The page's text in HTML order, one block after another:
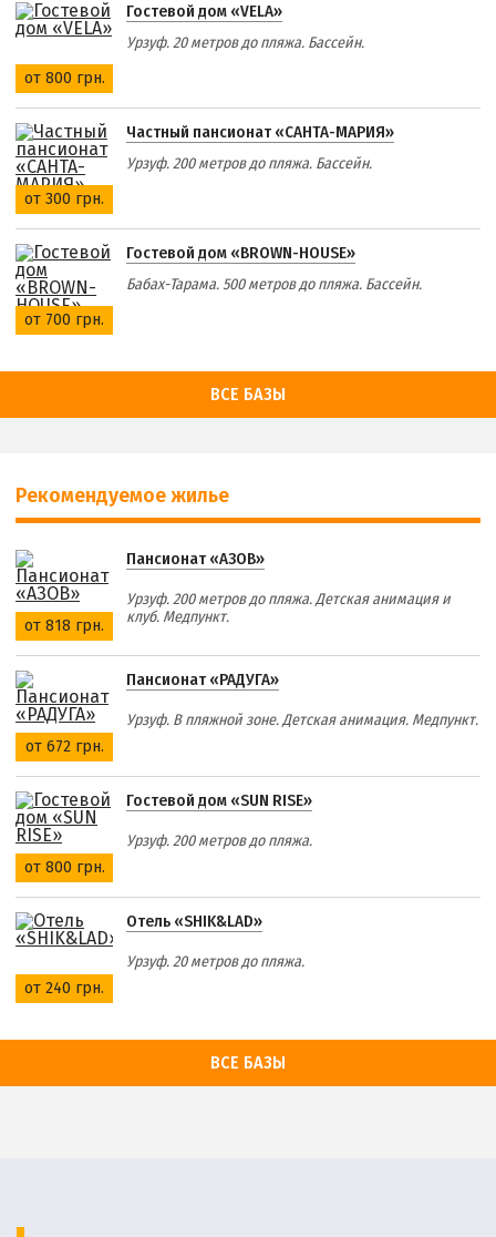
от 800 грн.
Гостевой дом «VELA»
Урзуф. 20 метров до пляжа. Бассейн.
от 300 грн.
Частный пансионат «САНТА-МАРИЯ»
Урзуф. 200 метров до пляжа. Бассейн.
от 700 грн.
Гостевой дом «BROWN-HOUSE»
Бабах-Тарама. 500 метров до пляжа. Бассейн.
ВСЕ БАЗЫ
Рекомендуемое жилье
от 818 грн.
Пансионат «АЗОВ»
Урзуф. 200 метров до пляжа. Детская анимация и
клуб. Медпункт.
от 672 грн.
Пансионат «РАДУГА»
Урзуф. В пляжной зоне. Детская анимация. Медпункт.
от 800 грн.
Гостевой дом «SUN RISE»
Урзуф. 200 метров до пляжа.
от 240 грн.
Отель «SHIK&LAD»
Урзуф. 20 метров до пляжа.
ВСЕ БАЗЫ